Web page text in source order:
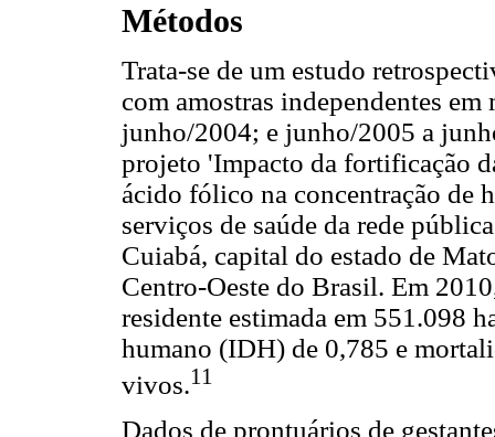
Métodos
Trata-se de um estudo
com amostras independentes
junho/2004; e junho/2005 a
projeto 'Impacto da fortificação
ácido fólico na concentração de
serviços de saúde da rede
Cuiabá, capital do estado de
Centro-Oeste do Brasil. Em
residente estimada em 551.098
humano (IDH) de 0,785 e
vivos.11
Dados de prontuários de